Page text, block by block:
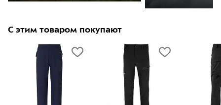
С этим товаром покупают